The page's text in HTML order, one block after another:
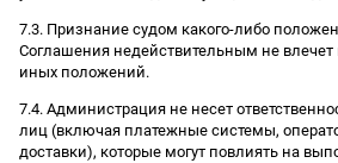
7.3. Признание судом какого-либо
Соглашения недействительным не влечет
иных положений.
7.4. Администрация не несет
лиц (включая платежные системы,
доставки), которые могут повлиять на